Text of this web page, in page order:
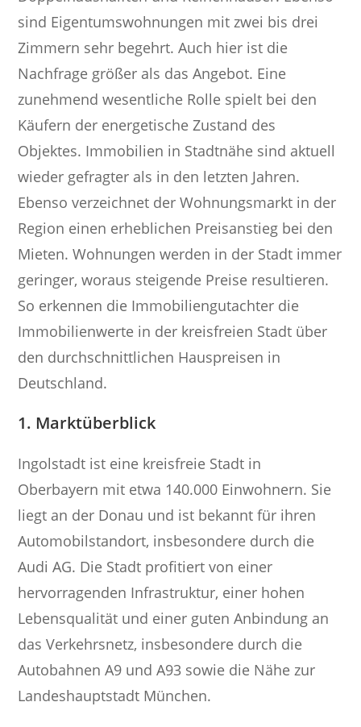
sind Eigentumswohnungen mit zwei bis drei
Zimmern sehr begehrt. Auch hier ist die
Nachfrage größer als das Angebot. Eine
zunehmend wesentliche Rolle spielt bei den
Käufern der energetische Zustand des
Objektes. Immobilien in Stadtnähe sind aktuell
wieder gefragter als in den letzten Jahren.
Ebenso verzeichnet der Wohnungsmarkt in der
Region einen erheblichen Preisanstieg bei den
Mieten. Wohnungen werden in der Stadt immer
geringer, woraus steigende Preise resultieren.
So erkennen die Immobiliengutachter die
Immobilienwerte in der kreisfreien Stadt über
den durchschnittlichen Hauspreisen in
Deutschland.
1. Marktüberblick
Ingolstadt ist eine kreisfreie Stadt in
Oberbayern mit etwa 140.000 Einwohnern. Sie
liegt an der Donau und ist bekannt für ihren
Automobilstandort, insbesondere durch die
Audi AG. Die Stadt profitiert von einer
hervorragenden Infrastruktur, einer hohen
Lebensqualität und einer guten Anbindung an
das Verkehrsnetz, insbesondere durch die
Autobahnen A9 und A93 sowie die Nähe zur
Landeshauptstadt München.